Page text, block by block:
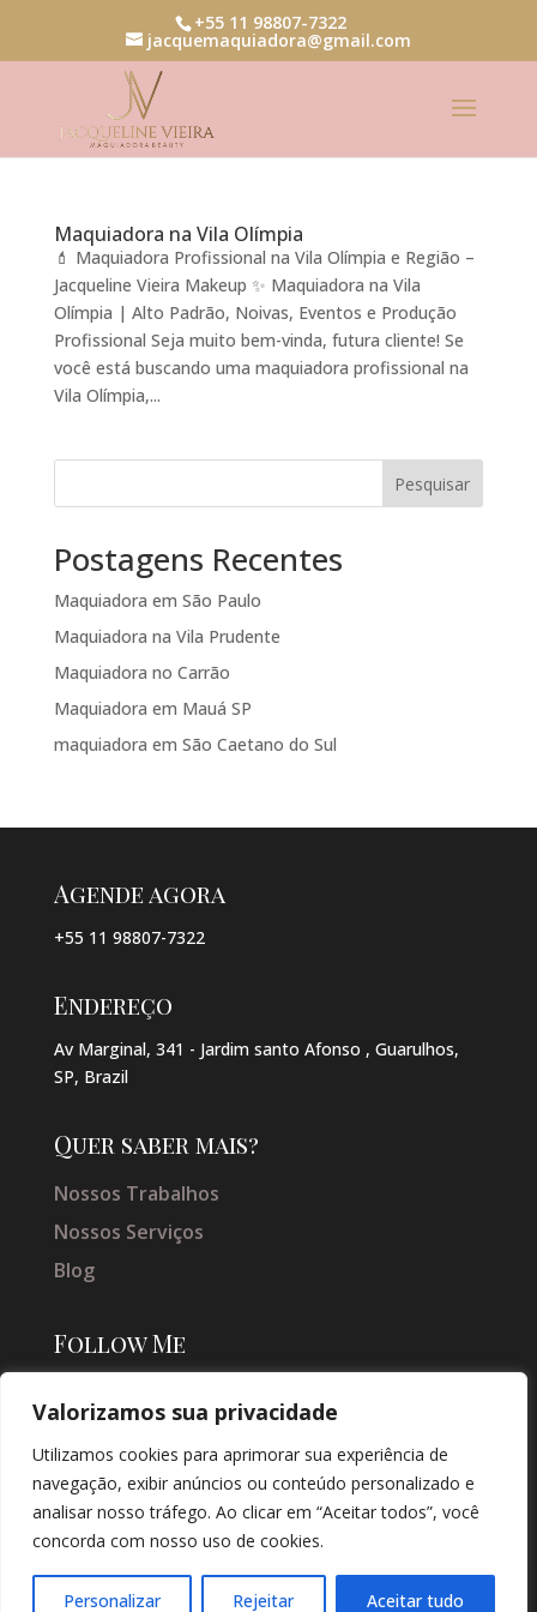
Valorizamos sua privacidade
Utilizamos cookies para aprimorar sua experiência de
navegação, exibir anúncios ou conteúdo personalizado e
analisar nosso tráfego. Ao clicar em “Aceitar todos”, você
concorda com nosso uso de cookies.
Personalizar Rejeitar Aceitar tudo
+55 11 98807-7322
jacquemaquiadora@gmail.com
Maquiadora na Vila Olímpia
💄 Maquiadora Profissional na Vila Olímpia e Região –
Jacqueline Vieira Makeup ✨ Maquiadora na Vila
Olímpia | Alto Padrão, Noivas, Eventos e Produção
Profissional Seja muito bem-vinda, futura cliente! Se
você está buscando uma maquiadora profissional na
Vila Olímpia,...
Pesquisar
Postagens Recentes
Maquiadora em São Paulo
Maquiadora na Vila Prudente
Maquiadora no Carrão
Maquiadora em Mauá SP
maquiadora em São Caetano do Sul
Agende agora
+55 11 98807-7322
Endereço
Av Marginal, 341 - Jardim santo Afonso , Guarulhos,
SP, Brazil
Quer saber mais?
Nossos Trabalhos
Nossos Serviços
Blog
Follow Me
SOLUÇÕES DIGITAIS |
CRIAÇÃO DE SITES